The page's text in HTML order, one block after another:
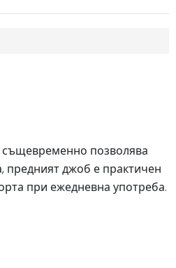
същевременно позволява
предният джоб е практичен
при ежедневна употреба.